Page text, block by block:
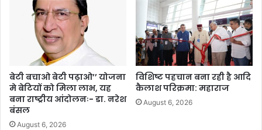
बेटी बचाओ बेटी पढ़ाओ’’ योजना
मे बेटियों को मिला लाभ, यह
बना राष्ट्रीय आंदोलनः- डा. नरेश
बंसल
August 6, 2026
विशिष्ट पहचान बना रही है आदि
कैलाश परिक्रमा: महाराज
August 6, 2026